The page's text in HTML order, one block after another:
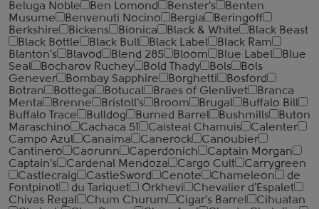
Beluga Noble
Ben Lomond Benster's
Benten
Musume
Benvenuti Nocino Bergia
Beringoff
Berkshire
Bickens Bionica Black & White
Black Beast
Black Bottle
Black Bull Black Label
Black Ram
Blanton's
Blavod Blend 285 Bloom Blue Label
Blue
Seal
Bocharov Ruchey Bold Thady Bols
Bols
Genever
Bombay Sapphire Borghetti
Bosford
Botran
Bottega Botucal Braes of Glenlivet
Branca
Menta
Brenne Bristoll's Broom Brugal
Buffalo Bill
Buffalo Trace
Bulldog Burned Barrel Bushmills
Buton
Maraschino
Cachaca 51 Caisteal Chamuis
Calenter
Campo Azul
Canaima Canerock
Canoubier
Cantinero
Caorunn Caperdonich
Captain Morgan
Captain's
Cardenal Mendoza Cargo Cult
Carrygreen
Castlecraig
CastleSword Cenote Chameleon
de
Fontpinot
du Tariquet Orkhevi
Chevalier d'Espalet
Chivas Regal
Chum Churum Cigar's Barrel
Cihuatan